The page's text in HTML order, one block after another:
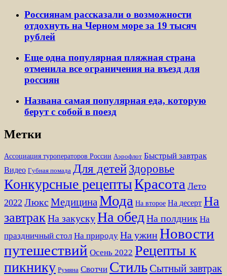
Россиянам рассказали о возможности
отдохнуть на Черном море за 19 тысяч
рублей
Еще одна популярная пляжная страна
отменила все ограничения на въезд для
россиян
Названа самая популярная еда, которую
берут с собой в поезд
Метки
Ассоциация туроператоров России Аэрофлот Быстрый завтрак
Видео Губная помада Для детейЗдоровье
Конкурсные рецептыКрасота Лето
2022 Люкс МедицинаМода На второе На десерт На
завтракНа закускуНа обедНа полдник На
праздничный стол На природу На ужинНовости
путешествий Осень 2022 Рецепты к
пикнику Румяна Свотчи СтильСытный завтрак